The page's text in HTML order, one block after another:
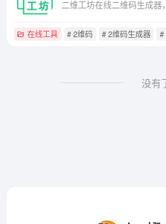
在线工具 # 2维码 # 2维码生成器 #
没有